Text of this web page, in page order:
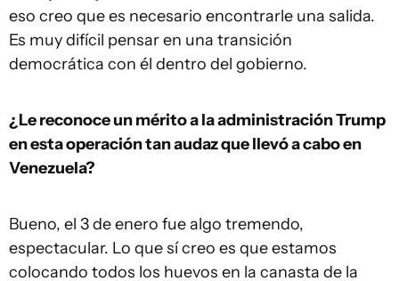
eso creo que es necesario encontrarle una salida.
Es muy difícil pensar en una transición
democrática con él dentro del gobierno.
¿Le reconoce un mérito a la administración Trump
en esta operación tan audaz que llevó a cabo en
Venezuela?
Bueno, el 3 de enero fue algo tremendo,
espectacular. Lo que sí creo es que estamos
colocando todos los huevos en la canasta de la